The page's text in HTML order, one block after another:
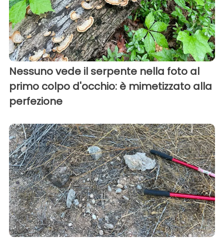
Nessuno vede il serpente nella foto al
primo colpo d'occhio: è mimetizzato alla
perfezione